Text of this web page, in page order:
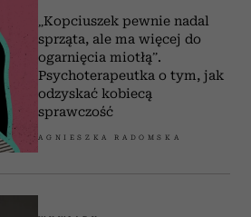
„Kopciuszek pewnie nadal
sprząta, ale ma więcej do
ogarnięcia miotłą”.
Psychoterapeutka o tym, jak
odzyskać kobiecą
sprawczość
AGNIESZKA RADOMSKA